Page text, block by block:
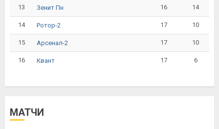
13 Зенит Пн 16 14
14 Ротор-2 17 10
15 Арсенал-2 17 10
16 Квант 17 6
МАТЧИ